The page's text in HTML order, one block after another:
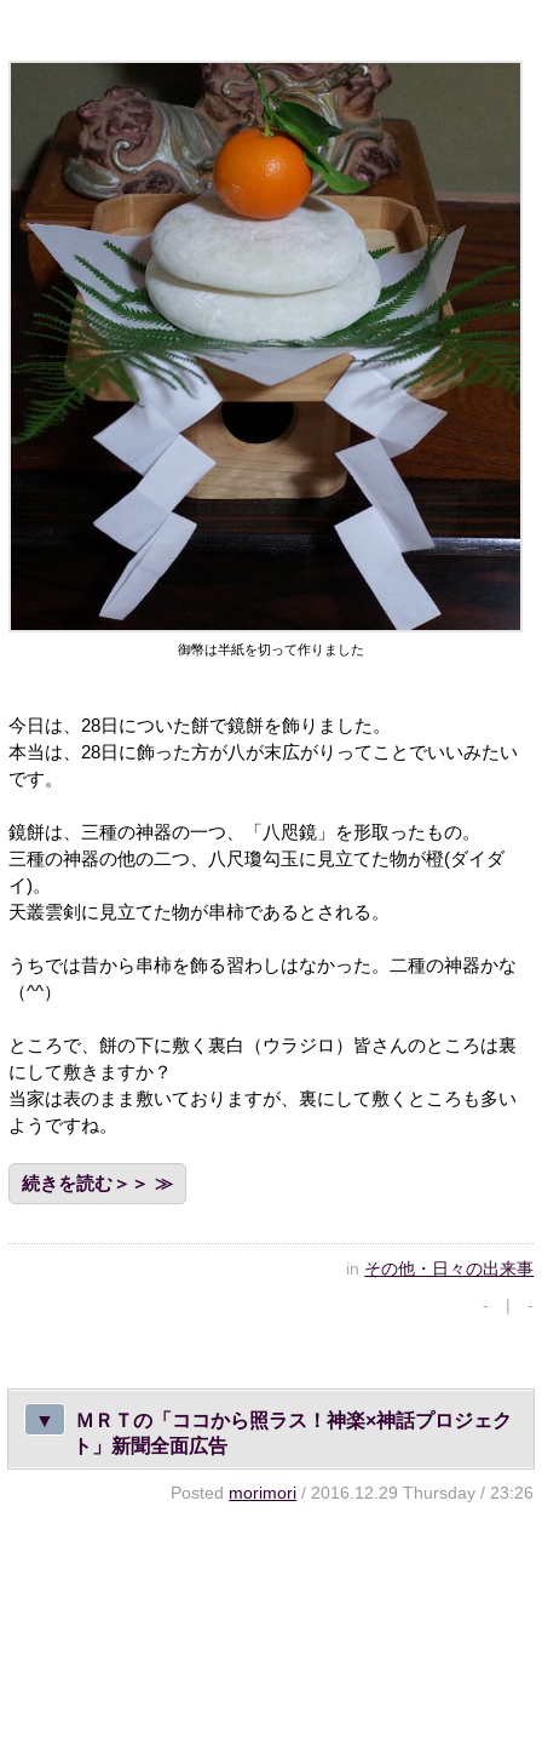
御幣は半紙を切って作りました
今日は、28日についた餅で鏡餅を飾りました。
本当は、28日に飾った方が八が末広がりってことでいいみたい
です。
鏡餅は、三種の神器の一つ、「八咫鏡」を形取ったもの。
三種の神器の他の二つ、八尺瓊勾玉に見立てた物が橙(ダイダ
イ)。
天叢雲剣に見立てた物が串柿であるとされる。
うちでは昔から串柿を飾る習わしはなかった。二種の神器かな
（^^）
ところで、餅の下に敷く裏白（ウラジロ）皆さんのところは裏
にして敷きますか？
当家は表のまま敷いておりますが、裏にして敷くところも多い
ようですね。
続きを読む＞＞
in その他・日々の出来事
- | -
▼
ＭＲＴの「ココから照ラス！神楽×神話プロジェク
ト」新聞全面広告
Posted morimori / 2016.12.29 Thursday / 23:26